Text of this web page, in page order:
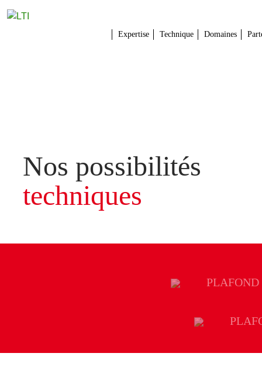
Expertise Technique Domaines
Nos possibilités
techniques